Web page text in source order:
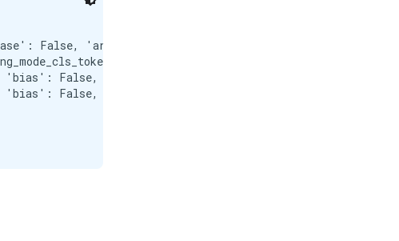
False, 'architecture': 'Gemma3TextModel'})
False, 'pooling_mode_mean_tokens':
False, 'activation_function':
False, 'activation_function':